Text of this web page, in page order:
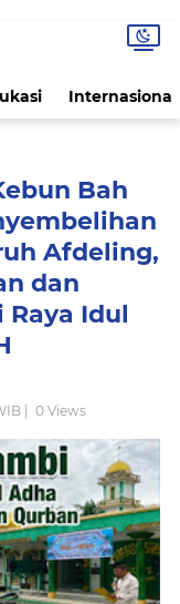
Internasional
Bah
Afdeling,
dan
Raya Idul
| 0 Views